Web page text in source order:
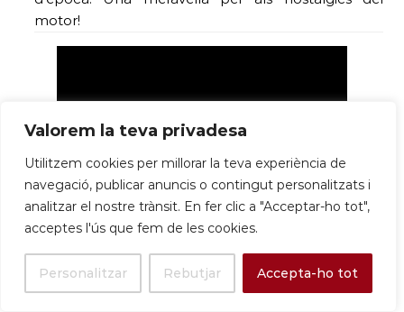
Valorem la teva privadesa
Utilitzem cookies per millorar la teva experiència de
navegació, publicar anuncis o contingut personalitzats i
analitzar el nostre trànsit. En fer clic a "Acceptar-ho tot",
acceptes l'ús que fem de les cookies.
Personalitzar Rebutjar Accepta-ho tot
motor!
S’ha dit a ballar! Sant Boi va ser
del Circuit Català de ball esportiu.Més ritme
que a una discoteca a l’estiu!